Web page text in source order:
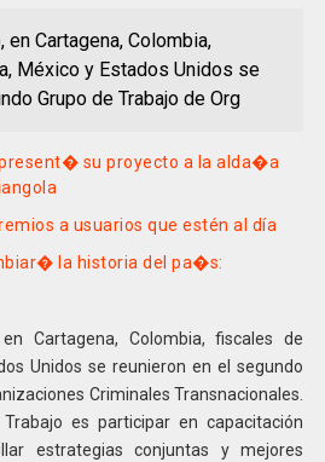
en Cartagena, Colombia,
México y Estados Unidos se
Grupo de Trabajo de Org
su proyecto a la alda�a
a usuarios que estén al día
la historia del pa�s:
Cartagena, Colombia, fiscales de
Unidos se reunieron en el segundo
Criminales Transnacionales.
es participar en capacitación
estrategias conjuntas y mejores